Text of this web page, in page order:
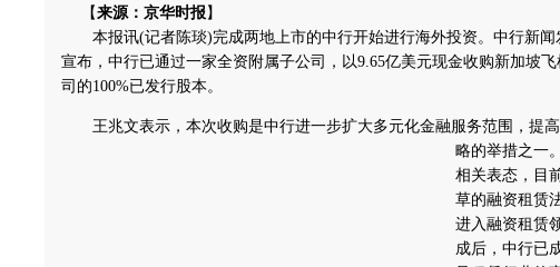
【来源：京华时报】
本报讯(记者陈琰)完成两地上市的中行开始进行海外投资。中行新闻
宣布，中行已通过一家全资附属子公司，以9.65亿美元现金收购新加坡
司的100%已发行股本。
王兆文表示，本次收购是中行进一步扩大多元化金融服务范围，提
略的举措之一。
相关表态，目
草的融资租赁
进入融资租赁
成后，中行已